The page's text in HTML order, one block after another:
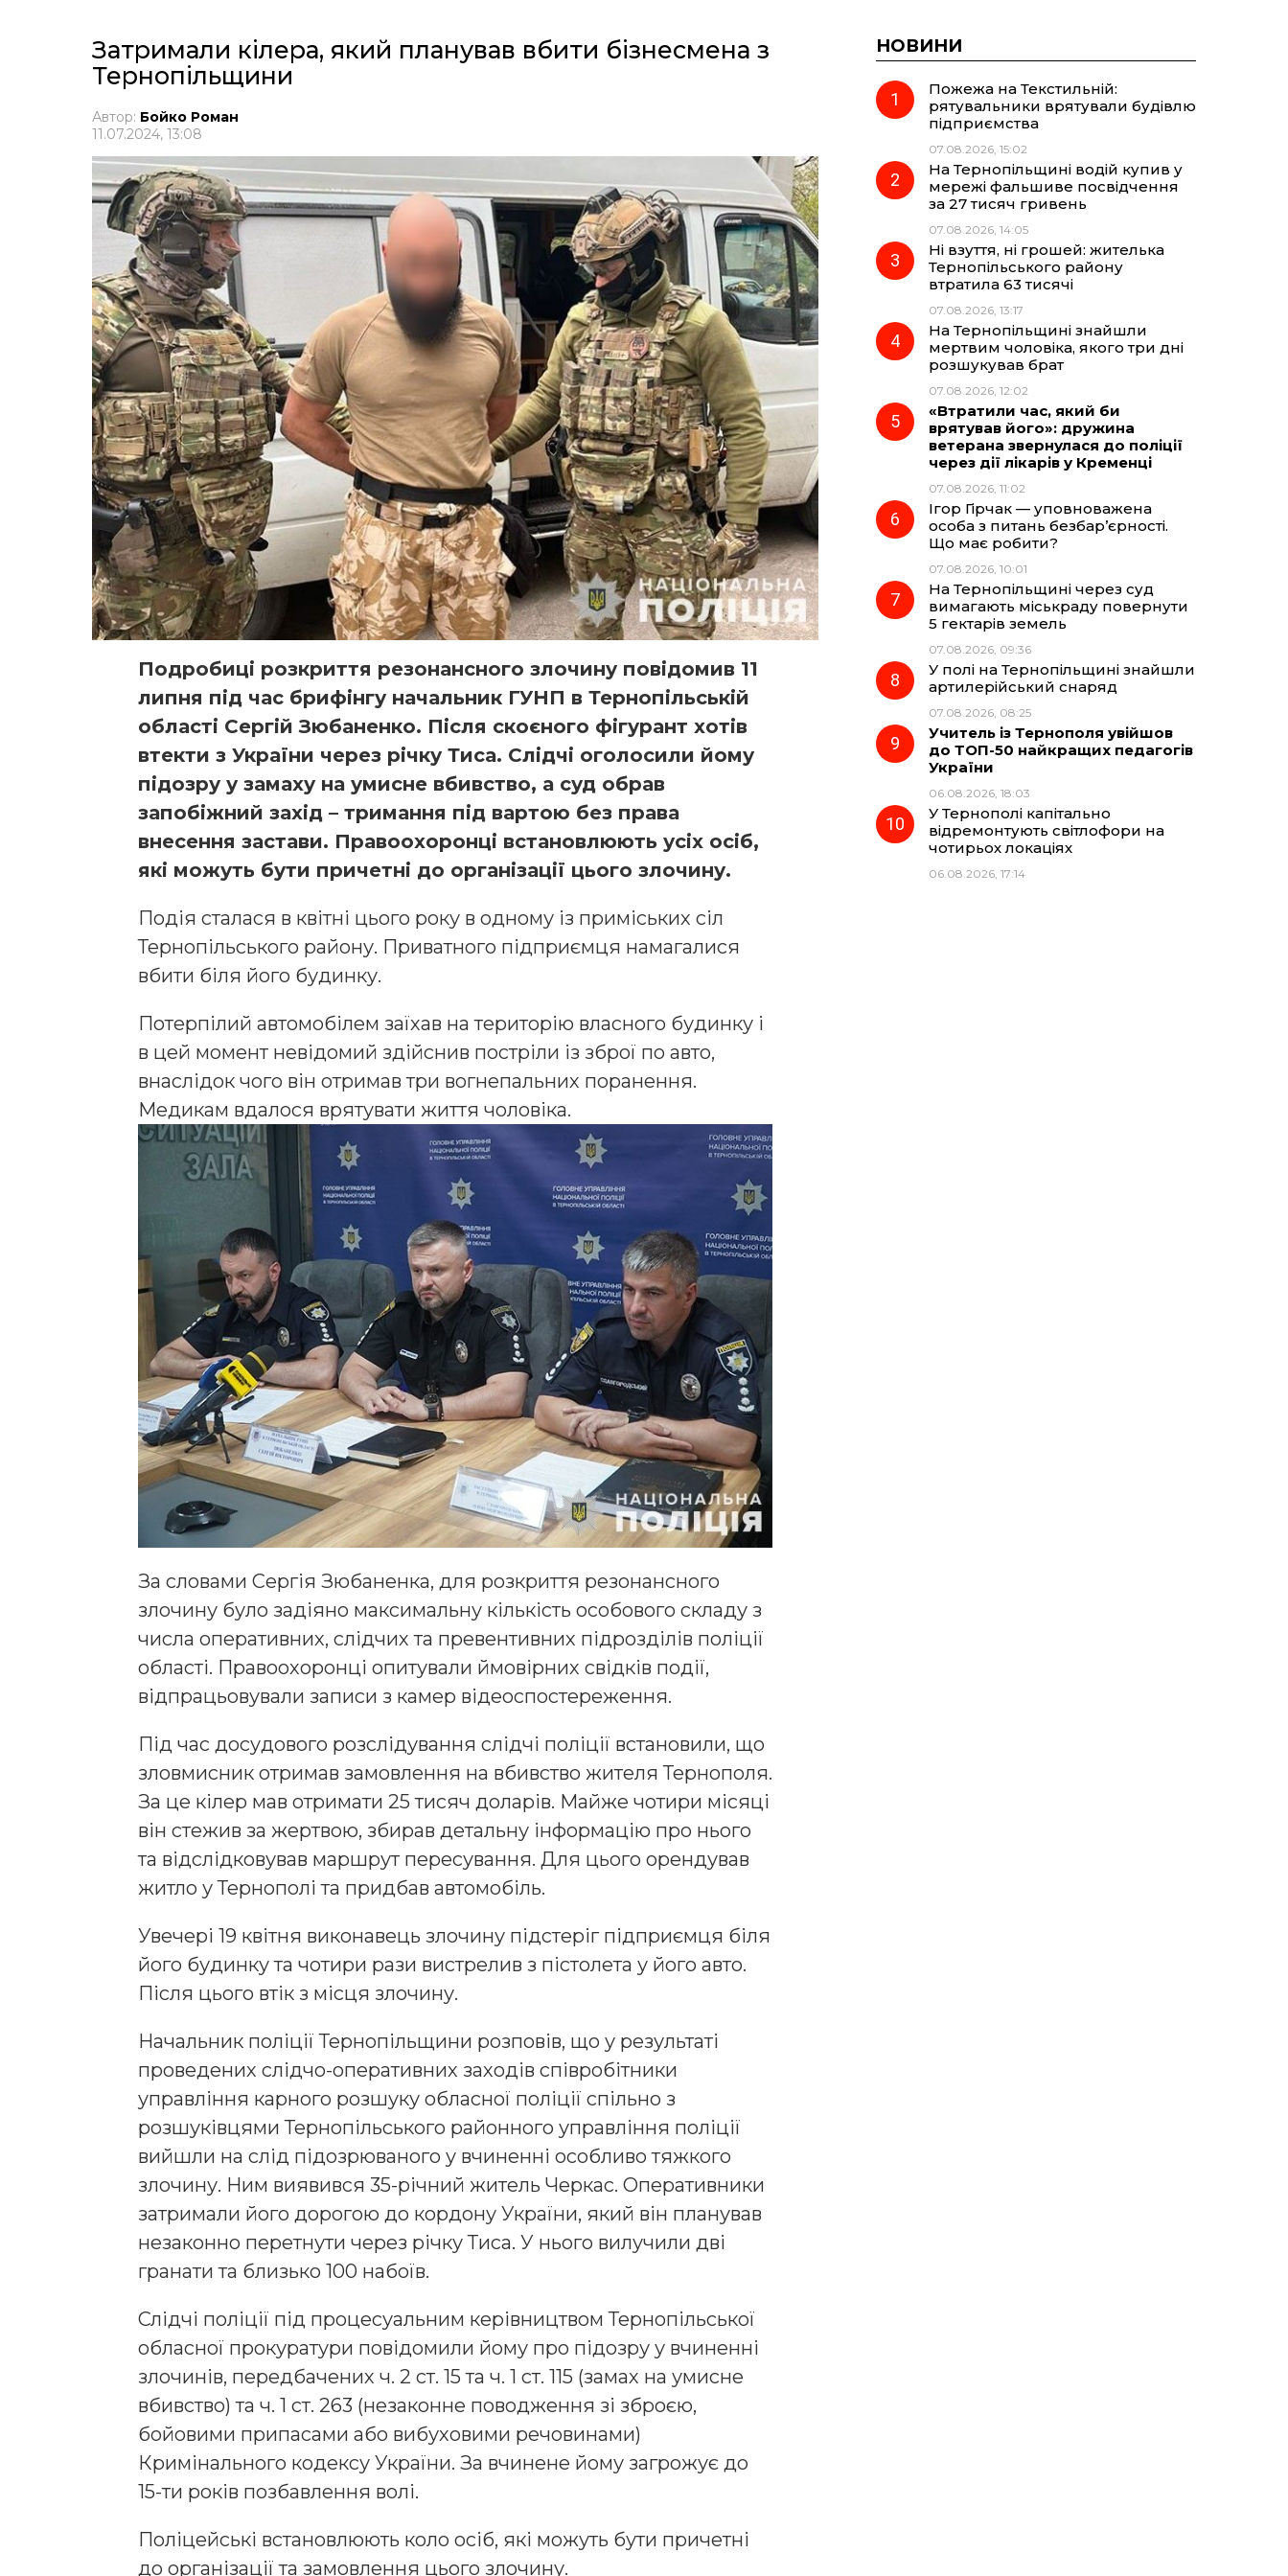
Затримали кілера, який планував вбити бізнесмена з
Тернопільщини
Автор: Бойко Роман
11.07.2024, 13:08
Подробиці розкриття резонансного злочину повідомив 11
липня під час брифінгу начальник ГУНП в Тернопільській
області Сергій Зюбаненко. Після скоєного фігурант хотів
втекти з України через річку Тиса. Слідчі оголосили йому
підозру у замаху на умисне вбивство, а суд обрав
запобіжний захід – тримання під вартою без права
внесення застави. Правоохоронці встановлюють усіх осіб,
які можуть бути причетні до організації цього злочину.
Подія сталася в квітні цього року в одному із приміських сіл
Тернопільського району. Приватного підприємця намагалися
вбити біля його будинку.
Потерпілий автомобілем заїхав на територію власного будинку і
в цей момент невідомий здійснив постріли із зброї по авто,
внаслідок чого він отримав три вогнепальних поранення.
Медикам вдалося врятувати життя чоловіка.
За словами Сергія Зюбаненка, для розкриття резонансного
злочину було задіяно максимальну кількість особового складу з
числа оперативних, слідчих та превентивних підрозділів поліції
області. Правоохоронці опитували ймовірних свідків події,
відпрацьовували записи з камер відеоспостереження.
Під час досудового розслідування слідчі поліції встановили, що
зловмисник отримав замовлення на вбивство жителя Тернополя.
За це кілер мав отримати 25 тисяч доларів. Майже чотири місяці
він стежив за жертвою, збирав детальну інформацію про нього
та відслідковував маршрут пересування. Для цього орендував
житло у Тернополі та придбав автомобіль.
Увечері 19 квітня виконавець злочину підстеріг підприємця біля
його будинку та чотири рази вистрелив з пістолета у його авто.
Після цього втік з місця злочину.
Начальник поліції Тернопільщини розповів, що у результаті
проведених слідчо-оперативних заходів співробітники
управління карного розшуку обласної поліції спільно з
розшуківцями Тернопільського районного управління поліції
вийшли на слід підозрюваного у вчиненні особливо тяжкого
злочину. Ним виявився 35-річний житель Черкас. Оперативники
затримали його дорогою до кордону України, який він планував
незаконно перетнути через річку Тиса. У нього вилучили дві
гранати та близько 100 набоїв.
Слідчі поліції під процесуальним керівництвом Тернопільської
обласної прокуратури повідомили йому про підозру у вчиненні
злочинів, передбачених ч. 2 ст. 15 та ч. 1 ст. 115 (замах на умисне
вбивство) та ч. 1 ст. 263 (незаконне поводження зі зброєю,
бойовими припасами або вибуховими речовинами)
Кримінального кодексу України. За вчинене йому загрожує до
15-ти років позбавлення волі.
Поліцейські встановлюють коло осіб, які можуть бути причетні
до організації та замовлення цього злочину.
НОВИНИ
Пожежа на Текстильній:
рятувальники врятували будівлю
підприємства
07.08.2026, 15:02
На Тернопільщині водій купив у
мережі фальшиве посвідчення
за 27 тисяч гривень
07.08.2026, 14:05
Ні взуття, ні грошей: жителька
Тернопільського району
втратила 63 тисячі
07.08.2026, 13:17
На Тернопільщині знайшли
мертвим чоловіка, якого три дні
розшукував брат
07.08.2026, 12:02
«Втратили час, який би
врятував його»: дружина
ветерана звернулася до поліції
через дії лікарів у Кременці
07.08.2026, 11:02
Ігор Гірчак — уповноважена
особа з питань безбар’єрності.
Що має робити?
07.08.2026, 10:01
На Тернопільщині через суд
вимагають міськраду повернути
5 гектарів земель
07.08.2026, 09:36
У полі на Тернопільщині знайшли
артилерійський снаряд
07.08.2026, 08:25
Учитель із Тернополя увійшов
до ТОП-50 найкращих педагогів
України
06.08.2026, 18:03
У Тернополі капітально
відремонтують світлофори на
чотирьох локаціях
06.08.2026, 17:14